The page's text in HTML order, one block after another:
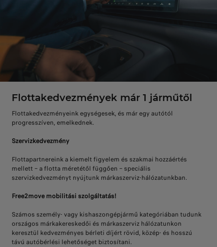
Flottakedvezmények már 1 járműtől
Flottakedvezményeink egységesek, és már egy autótól
progresszíven, emelkednek.
Szervizkedvezmény
Flottapartnereink a kiemelt figyelem és szakmai hozzáértés
mellett – a flotta méretétől függően – speciális
szervizkedvezményt nyújtunk márkaszerviz-hálózatunkban.
Free2move mobilitási szolgáltatás!
Számos személy- vagy kishaszongépjármű kategóriában tudunk
országos márkakereskedői és márkaszerviz hálózatunkon
keresztül kedvezményes bérleti díjért rövid, közép- és hosszú
távú autóbérlési lehetőséget biztosítani.